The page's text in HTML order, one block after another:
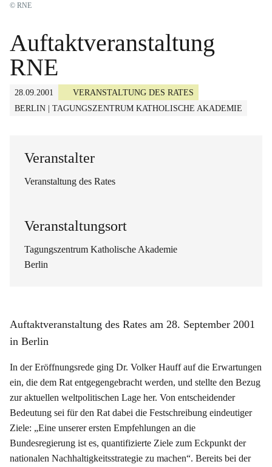
© RNE
Auftaktveranstaltung
RNE
28.09.2001
VERANSTALTUNG DES RATES
BERLIN | TAGUNGSZENTRUM KATHOLISCHE AKADEMIE
Veranstalter
Veranstaltung des Rates
Veranstaltungsort
Tagungszentrum Katholische Akademie
Berlin
Auftaktveranstaltung des Rates am 28. September 2001
in Berlin
In der Eröffnungsrede ging Dr. Volker Hauff auf die Erwartungen
ein, die dem Rat entgegengebracht werden, und stellte den Bezug
zur aktuellen weltpolitischen Lage her. Von entscheidender
Bedeutung sei für den Rat dabei die Festschreibung eindeutiger
Ziele: „Eine unserer ersten Empfehlungen an die
Bundesregierung ist es, quantifizierte Ziele zum Eckpunkt der
nationalen Nachhaltigkeitsstrategie zu machen“. Bereits bei der